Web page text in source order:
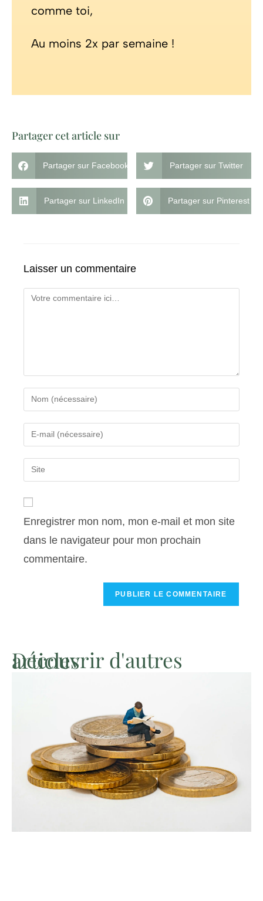
comme toi,
Au moins 2x par semaine !
Partager cet article sur
Partager sur Facebook Partager sur Twitter
Partager sur LinkedIn Partager sur Pinterest
Laisser un commentaire
Enregistrer mon nom, mon e-mail et mon site
dans le navigateur pour mon prochain
commentaire.
Découvrir d'autres articles